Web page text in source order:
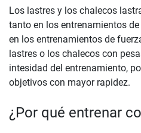
Los lastres y los chalecos
tanto en los entrenamientos
en los entrenamientos de
lastres o los chalecos con
intesidad del entrenamiento,
objetivos con mayor rapidez.
¿Por qué entrenar